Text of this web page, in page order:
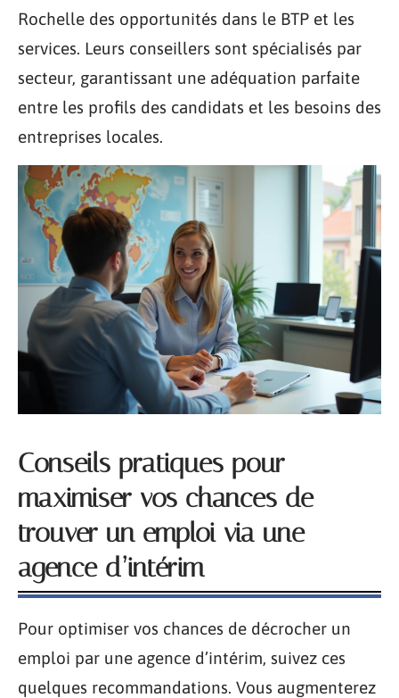
Rochelle des opportunités dans le BTP et les
services. Leurs conseillers sont spécialisés par
secteur, garantissant une adéquation parfaite
entre les profils des candidats et les besoins des
entreprises locales.
Conseils pratiques pour
maximiser vos chances de
trouver un emploi via une
agence d’intérim
Pour optimiser vos chances de décrocher un
emploi par une agence d’intérim, suivez ces
quelques recommandations. Vous augmenterez